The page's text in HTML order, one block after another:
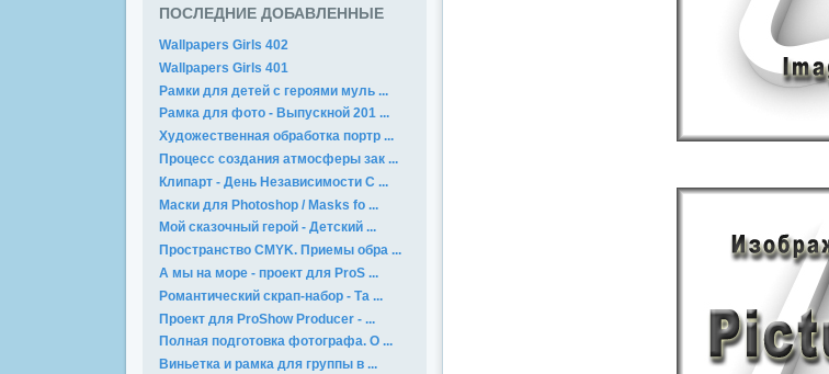
ПОСЛЕДНИЕ ДОБАВЛЕННЫЕ
Wallpapers Girls 402
Wallpapers Girls 401
Рамки для детей с героями муль ...
Рамка для фото - Выпускной 201 ...
Художественная обработка портр ...
Процесс создания атмосферы зак ...
Клипарт - День Независимости С ...
Маски для Photoshop / Masks fo ...
Мой сказочный герой - Детский ...
Пространство CMYK. Приемы обра ...
А мы на море - проект для ProS ...
Романтический скрап-набор - Та ...
Проект для ProShow Producer - ...
Полная подготовка фотографа. О ...
Виньетка и рамка для группы в ...